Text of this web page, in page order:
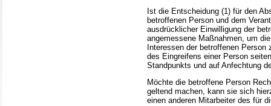
Ist die Entscheidung (1) für den
betroffenen Person und dem
ausdrücklicher Einwilligung der
angemessene Maßnahmen, um
Interessen der betroffenen
des Eingreifens einer Person
Standpunkts und auf Anfechtung
Möchte die betroffene Person
geltend machen, kann sie sich
einen anderen Mitarbeiter des für